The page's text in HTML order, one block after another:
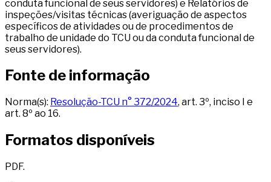
conduta funcional de seus servidores) e Relatórios de
inspeções/visitas técnicas (averiguação de aspectos
específicos de atividades ou de procedimentos de
trabalho de unidade do TCU ou da conduta funcional de
seus servidores).
Fonte de informação
Norma(s): Resolução-TCU n° 372/2024, art. 3º, inciso I e
art. 8º ao 16.
Formatos disponíveis
PDF.